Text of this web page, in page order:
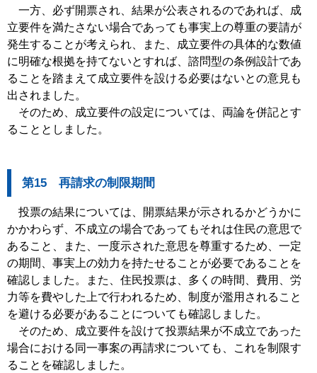
一方、必ず開票され、結果が公表されるのであれば、成
立要件を満たさない場合であっても事実上の尊重の要請が
発生することが考えられ、また、成立要件の具体的な数値
に明確な根拠を持てないとすれば、諮問型の条例設計であ
ることを踏まえて成立要件を設ける必要はないとの意見も
出されました。
そのため、成立要件の設定については、両論を併記とす
ることとしました。
第15 再請求の制限期間
投票の結果については、開票結果が示されるかどうかに
かかわらず、不成立の場合であってもそれは住民の意思で
あること、また、一度示された意思を尊重するため、一定
の期間、事実上の効力を持たせることが必要であることを
確認しました。また、住民投票は、多くの時間、費用、労
力等を費やした上で行われるため、制度が濫用されること
を避ける必要があることについても確認しました。
そのため、成立要件を設けて投票結果が不成立であった
場合における同一事案の再請求についても、これを制限す
ることを確認しました。